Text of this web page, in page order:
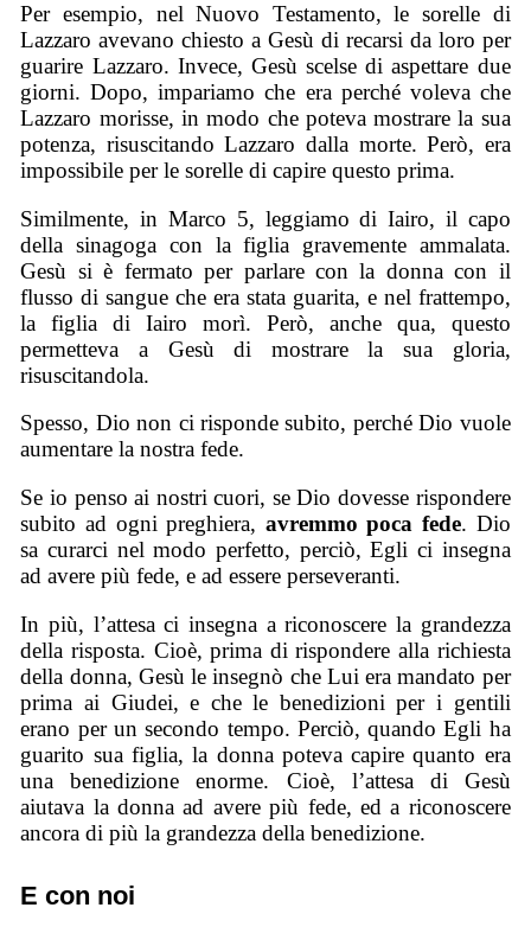
Per esempio, nel Nuovo Testamento, le sorelle di
Lazzaro avevano chiesto a Gesù di recarsi da loro per
guarire Lazzaro. Invece, Gesù scelse di aspettare due
giorni. Dopo, impariamo che era perché voleva che
Lazzaro morisse, in modo che poteva mostrare la sua
potenza, risuscitando Lazzaro dalla morte. Però, era
impossibile per le sorelle di capire questo prima.
Similmente, in Marco 5, leggiamo di Iairo, il capo
della sinagoga con la figlia gravemente ammalata.
Gesù si è fermato per parlare con la donna con il
flusso di sangue che era stata guarita, e nel frattempo,
la figlia di Iairo morì. Però, anche qua, questo
permetteva a Gesù di mostrare la sua gloria,
risuscitandola.
Spesso, Dio non ci risponde subito, perché Dio vuole
aumentare la nostra fede.
Se io penso ai nostri cuori, se Dio dovesse rispondere
subito ad ogni preghiera, avremmo poca fede. Dio
sa curarci nel modo perfetto, perciò, Egli ci insegna
ad avere più fede, e ad essere perseveranti.
In più, l’attesa ci insegna a riconoscere la grandezza
della risposta. Cioè, prima di rispondere alla richiesta
della donna, Gesù le insegnò che Lui era mandato per
prima ai Giudei, e che le benedizioni per i gentili
erano per un secondo tempo. Perciò, quando Egli ha
guarito sua figlia, la donna poteva capire quanto era
una benedizione enorme. Cioè, l’attesa di Gesù
aiutava la donna ad avere più fede, ed a riconoscere
ancora di più la grandezza della benedizione.
E con noi